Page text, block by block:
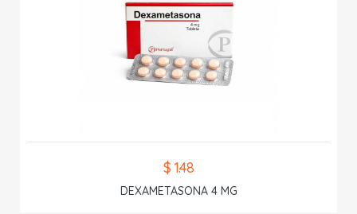
$ 1.48
DEXAMETASONA 4 MG